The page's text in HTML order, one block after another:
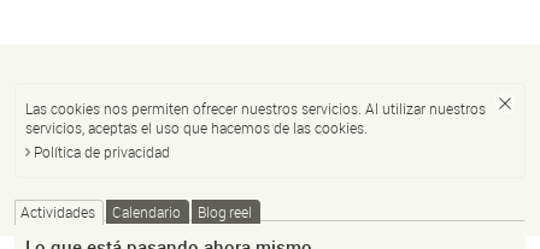
Las cookies nos permiten ofrecer nuestros servicios. Al utilizar nuestros
servicios, aceptas el uso que hacemos de las cookies.
Política de privacidad
Actividades Calendario Blog reel